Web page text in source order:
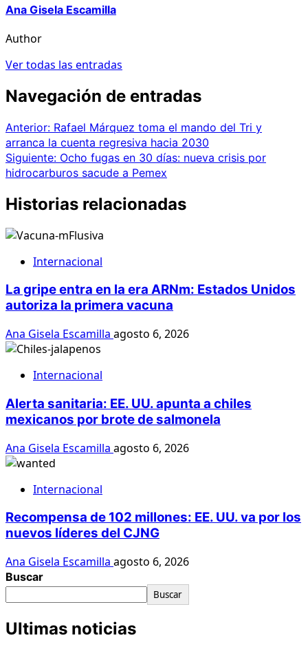
Ana Gisela Escamilla
Author
Ver todas las entradas
Navegación de entradas
Anterior: Rafael Márquez toma el mando del Tri y
arranca la cuenta regresiva hacia 2030
Siguiente: Ocho fugas en 30 días: nueva crisis por
hidrocarburos sacude a Pemex
Historias relacionadas
Internacional
La gripe entra en la era ARNm: Estados Unidos
autoriza la primera vacuna
Ana Gisela Escamilla agosto 6, 2026
Internacional
Alerta sanitaria: EE. UU. apunta a chiles
mexicanos por brote de salmonela
Ana Gisela Escamilla agosto 6, 2026
Internacional
Recompensa de 102 millones: EE. UU. va por los
nuevos líderes del CJNG
Ana Gisela Escamilla agosto 6, 2026
Buscar
Buscar
Ultimas noticias